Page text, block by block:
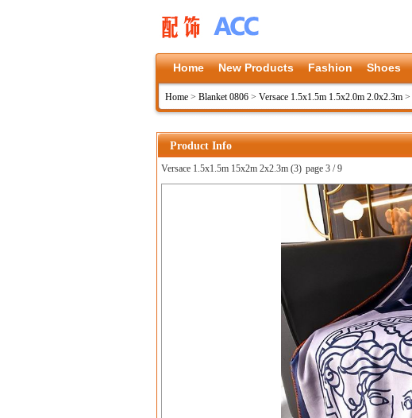
Home New Products Fashion Shoes
Home > Blanket 0806 > Versace 1.5x1.5m 1.5x2.0m 2.0x2.3m >
Product Info
Versace 1.5x1.5m 15x2m 2x2.3m (3) page 3 / 9